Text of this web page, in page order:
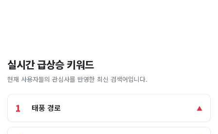
실시간 급상승 키워드
현재 사용자들의 관심사를 반영한 최신 검색어입니다.
1 태풍 경로 ▲